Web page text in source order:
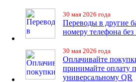
30 мая 2026 года
Переводы в другие
номеру телефона
30 мая 2026 года
Оплачивайте
принимайте оплату
универсальному QR